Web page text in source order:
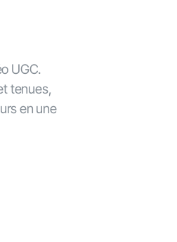
UGC.
tenues,
en une